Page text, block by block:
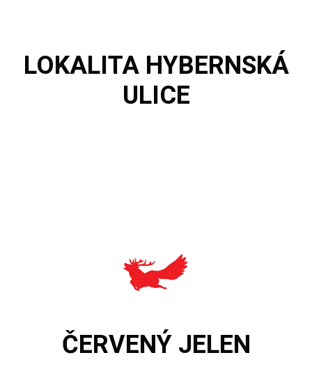
LOKALITA HYBERNSKÁ
ULICE
ČERVENÝ JELEN